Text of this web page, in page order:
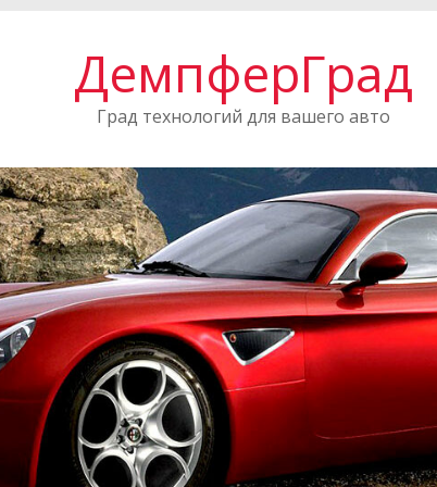
ДемпферГрад
Град технологий для вашего авто